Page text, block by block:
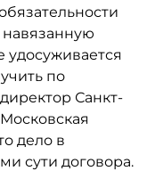
навязанную
удосуживается
по
Санкт-
дело в
сути договора.